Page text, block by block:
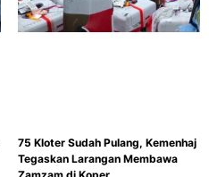
75 Kloter Sudah Pulang, Kemenhaj
Tegaskan Larangan Membawa